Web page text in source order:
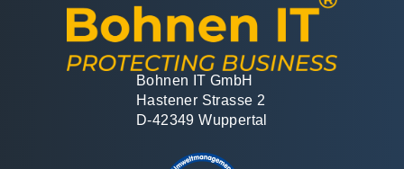
Bohnen IT GmbH
Hastener Strasse 2
D-42349 Wuppertal